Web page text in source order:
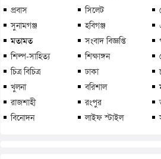
প্রবাস
সিলেট
সুনামগঞ্জ
হবিগঞ্জ
মতামত
সংবাদ বিজ্ঞপ্তি
শিল্প-সাহিত্য
শিক্ষাঙ্গন
চিত্র বিচিত্র
ঢাকা
খুলনা
বরিশাল
রাজশাহী
রংপুর
বিনোদন
লাইফ স্টাইল